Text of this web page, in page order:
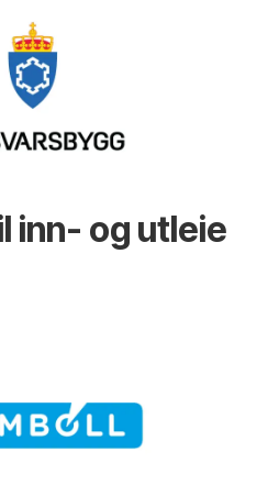
inn- og utleie